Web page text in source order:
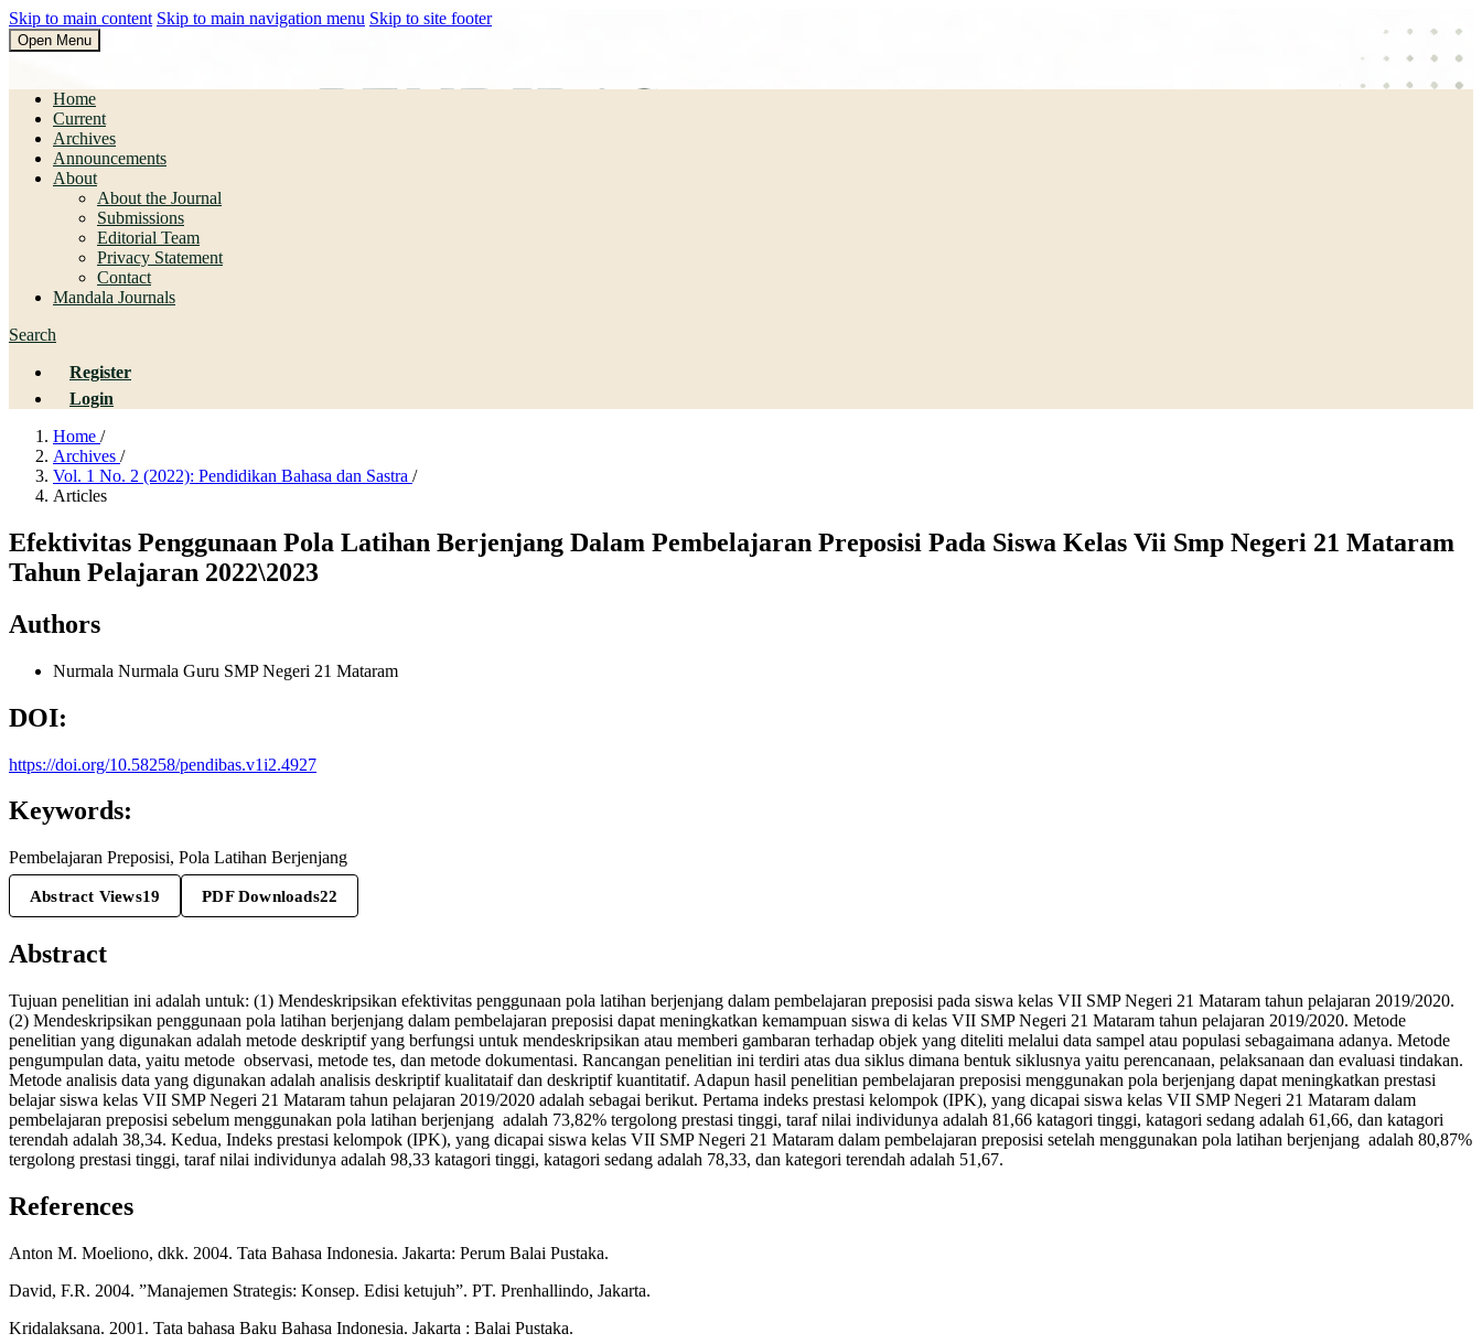
Skip to main content Skip to main navigation menu Skip to site footer
Open Menu
Home
Current
Archives
Announcements
About
About the Journal
Submissions
Editorial Team
Privacy Statement
Contact
Mandala Journals
Search
Register
Login
Home /
Archives /
Vol. 1 No. 2 (2022): Pendidikan Bahasa dan Sastra /
Articles
Efektivitas Penggunaan Pola Latihan Berjenjang Dalam Pembelajaran Preposisi Pada Siswa Kelas Vii Smp Negeri 21 Mataram
Tahun Pelajaran 2022\2023
Authors
Nurmala Nurmala Guru SMP Negeri 21 Mataram
DOI:
https://doi.org/10.58258/pendibas.v1i2.4927
Keywords:
Pembelajaran Preposisi, Pola Latihan Berjenjang
Abstract Views19 PDF Downloads22
Abstract
Tujuan penelitian ini adalah untuk: (1) Mendeskripsikan efektivitas penggunaan pola latihan berjenjang dalam pembelajaran preposisi pada siswa kelas VII SMP Negeri 21 Mataram tahun pelajaran 2019/2020.
(2) Mendeskripsikan penggunaan pola latihan berjenjang dalam pembelajaran preposisi dapat meningkatkan kemampuan siswa di kelas VII SMP Negeri 21 Mataram tahun pelajaran 2019/2020. Metode
penelitian yang digunakan adalah metode deskriptif yang berfungsi untuk mendeskripsikan atau memberi gambaran terhadap objek yang diteliti melalui data sampel atau populasi sebagaimana adanya. Metode
pengumpulan data, yaitu metode observasi, metode tes, dan metode dokumentasi. Rancangan penelitian ini terdiri atas dua siklus dimana bentuk siklusnya yaitu perencanaan, pelaksanaan dan evaluasi tindakan.
Metode analisis data yang digunakan adalah analisis deskriptif kualitataif dan deskriptif kuantitatif. Adapun hasil penelitian pembelajaran preposisi menggunakan pola berjenjang dapat meningkatkan prestasi
belajar siswa kelas VII SMP Negeri 21 Mataram tahun pelajaran 2019/2020 adalah sebagai berikut. Pertama indeks prestasi kelompok (IPK), yang dicapai siswa kelas VII SMP Negeri 21 Mataram dalam
pembelajaran preposisi sebelum menggunakan pola latihan berjenjang adalah 73,82% tergolong prestasi tinggi, taraf nilai individunya adalah 81,66 katagori tinggi, katagori sedang adalah 61,66, dan katagori
terendah adalah 38,34. Kedua, Indeks prestasi kelompok (IPK), yang dicapai siswa kelas VII SMP Negeri 21 Mataram dalam pembelajaran preposisi setelah menggunakan pola latihan berjenjang adalah 80,87%
tergolong prestasi tinggi, taraf nilai individunya adalah 98,33 katagori tinggi, katagori sedang adalah 78,33, dan kategori terendah adalah 51,67.
References
Anton M. Moeliono, dkk. 2004. Tata Bahasa Indonesia. Jakarta: Perum Balai Pustaka.
David, F.R. 2004. ”Manajemen Strategis: Konsep. Edisi ketujuh”. PT. Prenhallindo, Jakarta.
Kridalaksana. 2001. Tata bahasa Baku Bahasa Indonesia. Jakarta : Balai Pustaka.